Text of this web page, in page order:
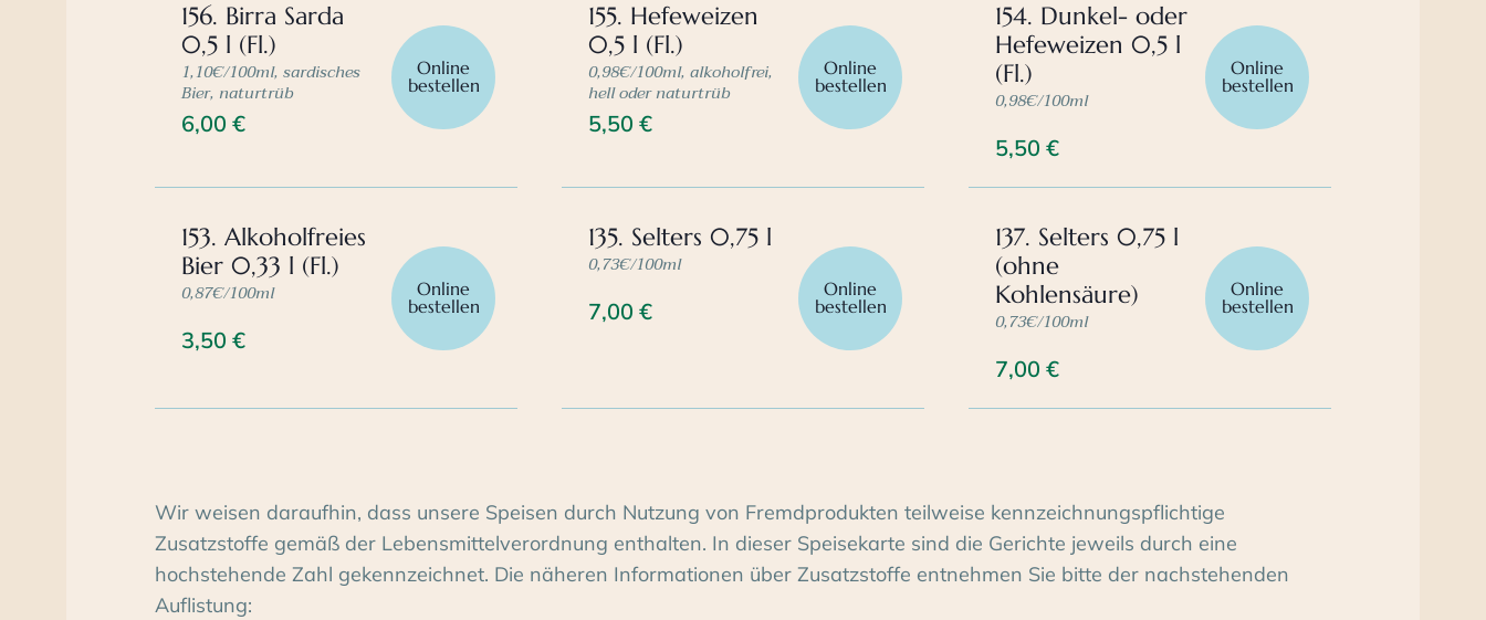
156. Birra Sarda
0,5 l (Fl.)
6,00 €
1,10€/100ml, sardisches
Bier, naturtrüb
Online
bestellen
155. Hefeweizen
0,5 l (Fl.)
5,50 €
0,98€/100ml, alkoholfrei,
hell oder naturtrüb
Online
bestellen
154. Dunkel- oder
Hefeweizen 0,5 l
(Fl.)
5,50 €
0,98€/100ml
Online
bestellen
153. Alkoholfreies
Bier 0,33 l (Fl.)
3,50 €
0,87€/100ml
Online
bestellen
135. Selters 0,75 l
7,00 €
0,73€/100ml
Online
bestellen
137. Selters 0,75 l
(ohne
Kohlensäure)
7,00 €
0,73€/100ml
Online
bestellen
Wir weisen daraufhin, dass unsere Speisen durch Nutzung von Fremdprodukten teilweise kennzeichnungspflichtige
Zusatzstoffe gemäß der Lebensmittelverordnung enthalten. In dieser Speisekarte sind die Gerichte jeweils durch eine
hochstehende Zahl gekennzeichnet. Die näheren Informationen über Zusatzstoffe entnehmen Sie bitte der nachstehenden
Auflistung: